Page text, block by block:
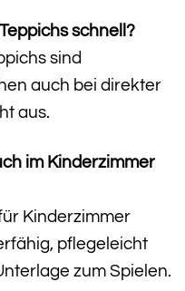
schnell?
sind
auch bei direkter
aus.
im Kinderzimmer
Kinderzimmer
pflegeleicht
zum Spielen.